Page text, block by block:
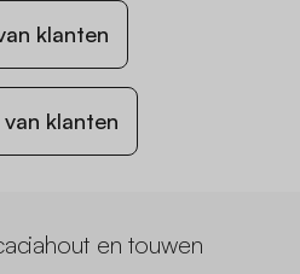
klanten
van klanten
en touwen